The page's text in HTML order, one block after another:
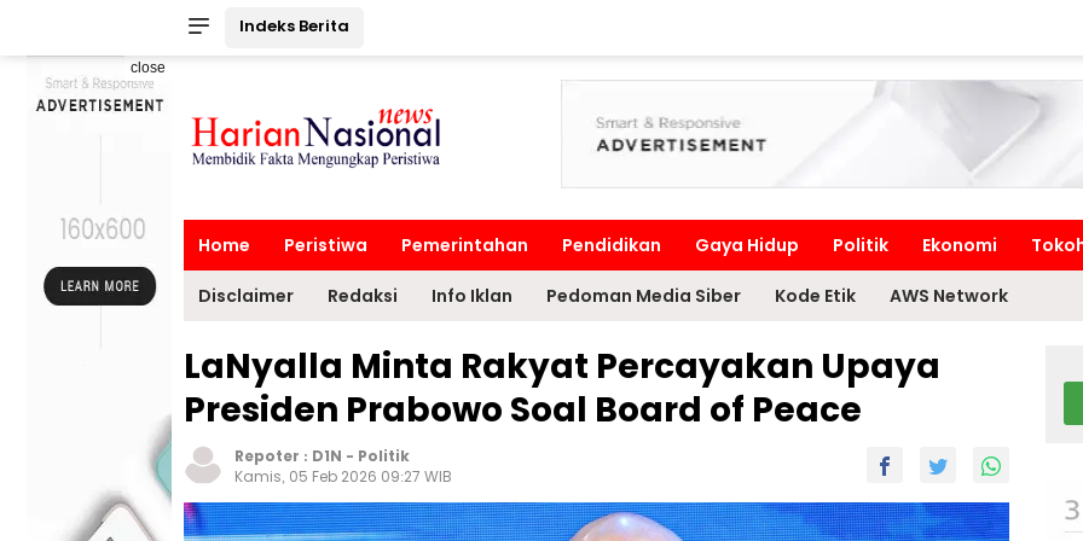
Indeks Berita
close
Home Peristiwa Pemerintahan Pendidikan Gaya Hidup Politik Ekonomi
Disclaimer Redaksi Info Iklan Pedoman Media Siber Kode Etik AWS Network
LaNyalla Minta Rakyat Percayakan Upaya
Presiden Prabowo Soal Board of Peace
Repoter : D1N - Politik
Kamis, 05 Feb 2026 09:27 WIB